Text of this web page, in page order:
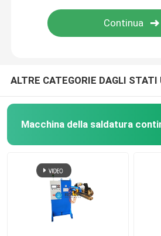
Macchina della saldatura a
laminatoio della condotta
ALTRE CATEGORIE DAGLI STATI